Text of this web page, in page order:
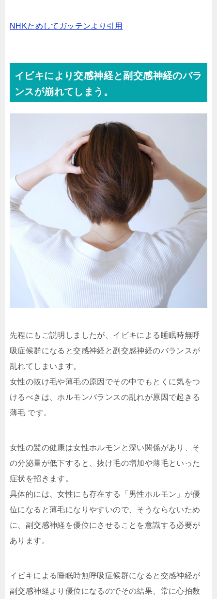
NHKためしてガッテンより引用
イビキにより交感神経と副交感神経のバラ
ンスが崩れてしまう。
先程にもご説明しましたが、イビキによる睡眠時無呼
吸症候群になると交感神経と副交感神経のバランスが
乱れてしまいます。
女性の抜け毛や薄毛の原因でその中でもとくに気をつ
けるべきは、ホルモンバランスの乱れが原因で起きる
薄毛 です。
女性の髪の健康は女性ホルモンと深い関係があり、そ
の分泌量が低下すると、抜け毛の増加や薄毛といった
症状を招きます。
具体的には、女性にも存在する「男性ホルモン」が優
位になると薄毛になりやすいので、そうならないため
に、副交感神経を優位にさせることを意識する必要が
あります。
イビキによる睡眠時無呼吸症候群になると交感神経が
副交感神経より優位になるのでその結果、常に心拍数